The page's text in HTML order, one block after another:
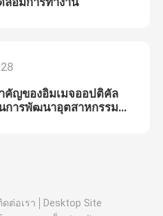
คัญของอิมเมจออปติคัล
การพัฒนาอุตสาหกรรม
ดต่อเรา
Desktop Site